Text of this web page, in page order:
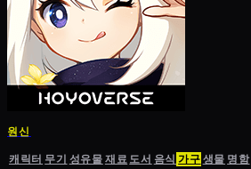
원신
캐릭터 무기 성유물재료도서 음식 가구생물 명함